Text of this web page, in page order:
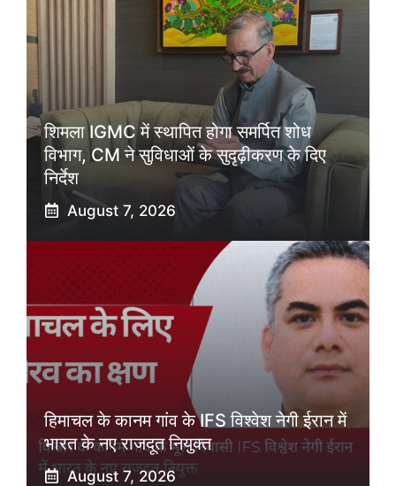
शिमला IGMC में स्थापित होगा समर्पित शोध
विभाग, CM ने सुविधाओं के सुदृढ़ीकरण के दिए
निर्देश
August 7, 2026
हिमाचल के कानम गांव के IFS विश्वेश नेगी ईरान में
भारत के नए राजदूत नियुक्त
August 7, 2026